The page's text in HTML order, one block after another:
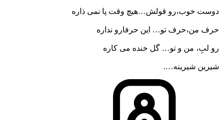
دوست خوب،رو قولش…هیچ وقت پا نمی ذاره
حرف من،حرف تو… این حرفارو نداره
رو لبِ، من و تو… گل خنده می کاره
شیرین شیرینه….